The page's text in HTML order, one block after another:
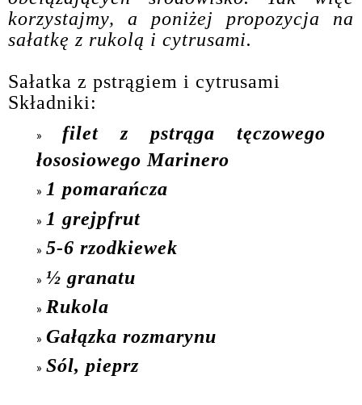
korzystajmy, a poniżej propozycja na
sałatkę z rukolą i cytrusami.
Sałatka z pstrągiem i cytrusami
Składniki:
filet z pstrąga tęczowego
łososiowego Marinero
1 pomarańcza
1 grejpfrut
5-6 rzodkiewek
½ granatu
Rukola
Gałązka rozmarynu
Sól, pieprz